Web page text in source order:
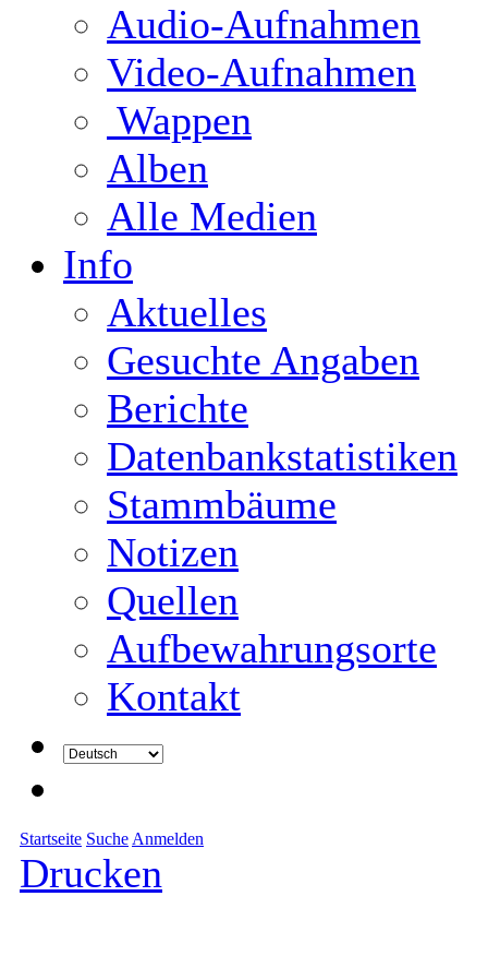
Audio-Aufnahmen
Video-Aufnahmen
Wappen
Alben
Alle Medien
Info
Aktuelles
Gesuchte Angaben
Berichte
Datenbankstatistiken
Stammbäume
Notizen
Quellen
Aufbewahrungsorte
Kontakt
Startseite Suche Anmelden
Drucken